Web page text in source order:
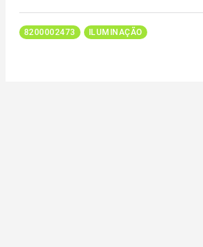
8200002473 ILUMINAÇÃO